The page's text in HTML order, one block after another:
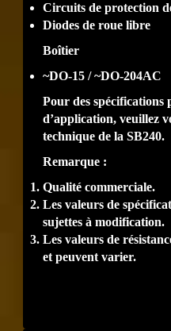
Circuits de protection
Diodes de roue libre
Boîtier
~DO-15 / ~DO-204AC
Pour des spécifications
d’application, veuillez
technique de la SB240.
Remarque:
Qualité commerciale.
Les valeurs de
sujettes à modification.
Les valeurs de
et peuvent varier.